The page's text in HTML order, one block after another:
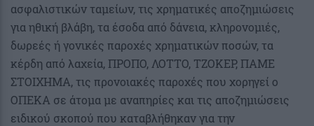
ασφαλιστικών ταμείων, τις χρηματικές αποζημιώσεις
για ηθική βλάβη, τα έσοδα από δάνεια, κληρονομιές,
δωρεές ή γονικές παροχές χρηματικών ποσών, τα
κέρδη από λαχεία, ΠΡΟΠΟ, ΛΟΤΤΟ, ΤΖΟΚΕΡ, ΠΑΜΕ
ΣΤΟΙΧΗΜΑ, τις προνοιακές παροχές που χορηγεί ο
ΟΠΕΚΑ σε άτομα με αναπηρίες και τις αποζημιώσεις
ειδικού σκοπού που καταβλήθηκαν για την